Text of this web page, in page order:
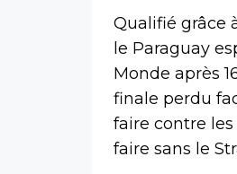
Qualifié grâce
le Paraguay
Monde après
finale perdu
faire contre
faire sans le